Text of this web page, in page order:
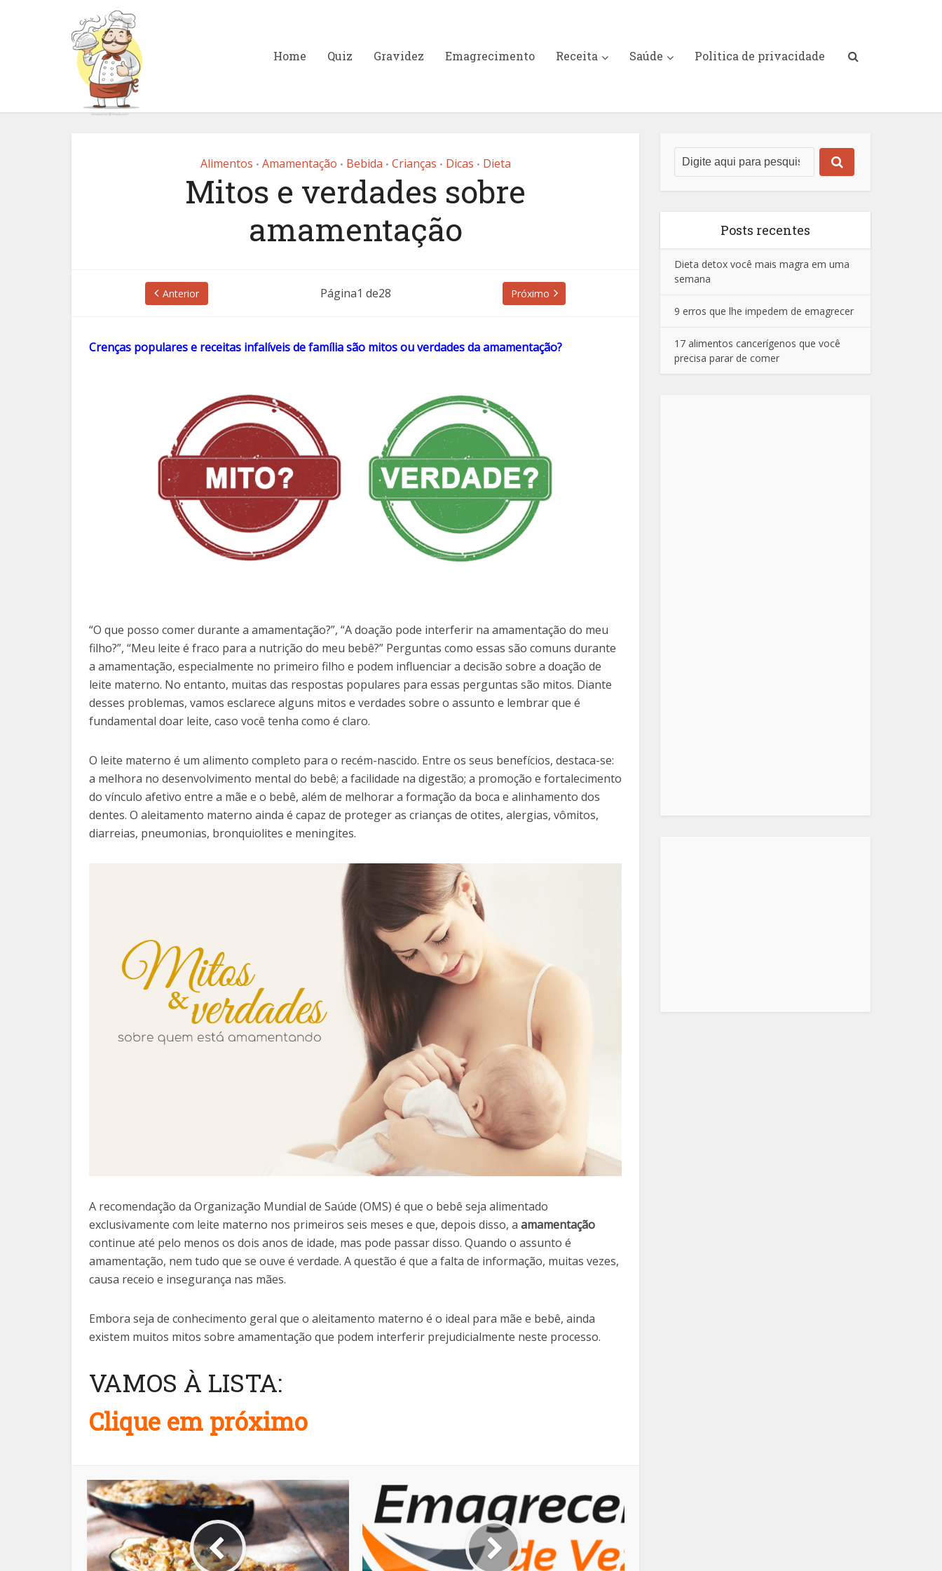
Home Quiz Gravidez Emagrecimento Receita Saúde Politica de privacidade
Alimentos • Amamentação • Bebida • Crianças • Dicas • Dieta
Mitos e verdades sobre
amamentação
Página1 de28
Anterior Próximo
Crenças populares e receitas infalíveis de família são mitos ou verdades da amamentação?
“O que posso comer durante a amamentação?”, “A doação pode interferir na amamentação do meu
filho?”, “Meu leite é fraco para a nutrição do meu bebê?” Perguntas como essas são comuns durante
a amamentação, especialmente no primeiro filho e podem influenciar a decisão sobre a doação de
leite materno. No entanto, muitas das respostas populares para essas perguntas são mitos. Diante
desses problemas, vamos esclarece alguns mitos e verdades sobre o assunto e lembrar que é
fundamental doar leite, caso você tenha como é claro.
O leite materno é um alimento completo para o recém-nascido. Entre os seus benefícios, destaca-se:
a melhora no desenvolvimento mental do bebê; a facilidade na digestão; a promoção e fortalecimento
do vínculo afetivo entre a mãe e o bebê, além de melhorar a formação da boca e alinhamento dos
dentes. O aleitamento materno ainda é capaz de proteger as crianças de otites, alergias, vômitos,
diarreias, pneumonias, bronquiolites e meningites.
A recomendação da Organização Mundial de Saúde (OMS) é que o bebê seja alimentado
exclusivamente com leite materno nos primeiros seis meses e que, depois disso, a amamentação
continue até pelo menos os dois anos de idade, mas pode passar disso. Quando o assunto é
amamentação, nem tudo que se ouve é verdade. A questão é que a falta de informação, muitas vezes,
causa receio e insegurança nas mães.
Embora seja de conhecimento geral que o aleitamento materno é o ideal para mãe e bebê, ainda
existem muitos mitos sobre amamentação que podem interferir prejudicialmente neste processo.
VAMOS À LISTA:
Clique em próximo
Posts recentes
Dieta detox você mais magra em uma
semana
9 erros que lhe impedem de emagrecer
17 alimentos cancerígenos que você
precisa parar de comer